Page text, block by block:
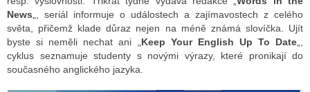
News „, seriál informuje o událostech a zajímavostech z celého
světa, přičemž klade důraz nejen na méně známá slovíčka. Ujít
byste si neměli nechat ani „ Keep Your English Up To Date
cyklus seznamuje studenty s novými výrazy, které pronikají do
současného anglického jazyka.